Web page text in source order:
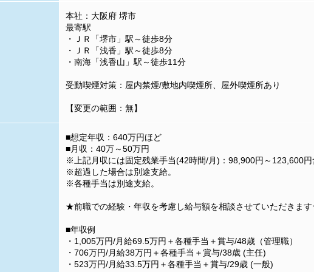
本社：大阪府 堺市
最寄駅
・ＪＲ「堺市」駅～徒歩8分
・ＪＲ「浅香」駅～徒歩8分
・南海「浅香山」駅～徒歩11分
受動喫煙対策：屋内禁煙/敷地内喫煙所、屋外喫煙所あり
【変更の範囲：無】
■想定年収：640万円ほど
■月収：40万～50万円
※上記月収には固定残業手当(42時間/月)：98,900円～123,600円
※超過した場合は別途支給。
※各種手当は別途支給。
★前職での経験・年収を考慮し給与額を相談させていただきま
■年収例
・1,005万円/月給69.5万円＋各種手当＋賞与/48歳（管理職）
・706万円/月給38万円＋各種手当＋賞与/38歳 (主任)
・523万円/月給33.5万円＋各種手当＋賞与/29歳 (一般)